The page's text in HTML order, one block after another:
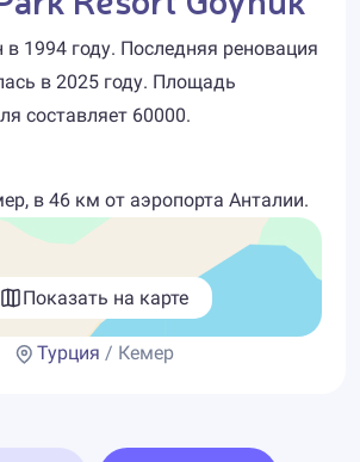
в 1994 году. Последняя реновация
в 2025 году. Площадь
составляет 60000.
в 46 км от аэропорта Анталии.
Показать на карте
Турция / Кемер